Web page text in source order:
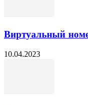
Виртуальный
10.04.2023